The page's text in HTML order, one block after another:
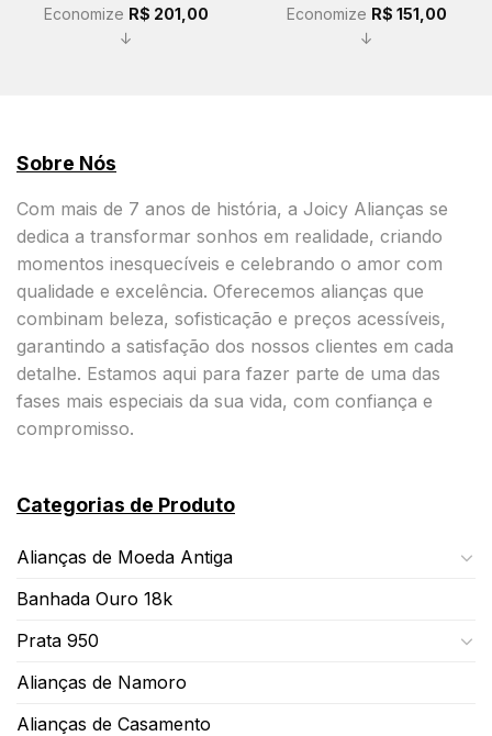
Economize R$ 201,00
↓
Economize R$ 151,00
↓
Sobre Nós
Com mais de 7 anos de história, a Joicy Alianças se
dedica a transformar sonhos em realidade, criando
momentos inesquecíveis e celebrando o amor com
qualidade e excelência. Oferecemos alianças que
combinam beleza, sofisticação e preços acessíveis,
garantindo a satisfação dos nossos clientes em cada
detalhe. Estamos aqui para fazer parte de uma das
fases mais especiais da sua vida, com confiança e
compromisso.
Categorias de Produto
Alianças de Moeda Antiga
Banhada Ouro 18k
Prata 950
Alianças de Namoro
Alianças de Casamento